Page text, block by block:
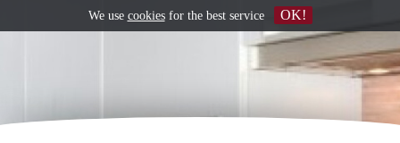
We use cookiesfor the best service OK!